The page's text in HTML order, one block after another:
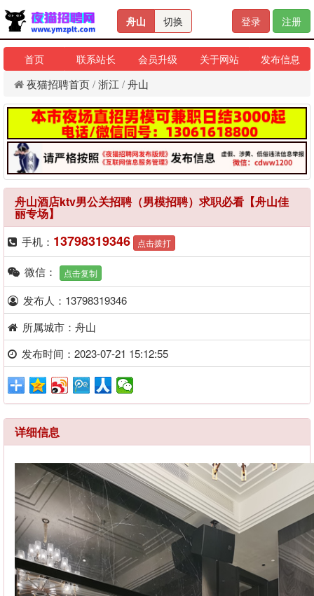
舟山 切换 登录 注册
首页 联系站长 会员升级 关于网站 发布信息
夜猫招聘首页/浙江 /舟山
舟山酒店ktv男公关招聘（男模招聘）求职必看【舟山佳
丽专场】
手机： 13798319346 点击拨打
微信： 点击复制
发布人：13798319346
所属城市：舟山
发布时间：2023-07-21 15:12:55
详细信息